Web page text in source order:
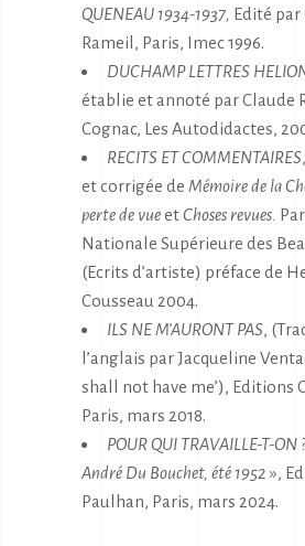
QUENEAU 1934-1937, Edité par
Rameil, Paris, Imec 1996.
DUCHAMP LETTRES
établie et annoté par Claude
Cognac, Les Autodidactes,
RECITS ET COMMENTAIRES
et corrigée de Mémoire de la
perte de vueetChoses revues.
Nationale Supérieure des
(Ecrits d’artiste) préface de
Cousseau 2004.
ILS NE M’AURONT PAS,
l’anglais par Jacqueline
shall not have me’), Editions
Paris, mars 2018.
POUR QUI TRAVAILLE-T-ON
André Du Bouchet, été 1952 »,
Paulhan, Paris, mars 2024.